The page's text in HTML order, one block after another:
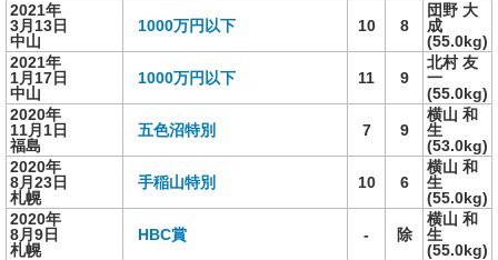
2021年
3月13日
中山
1000万円以下 10 8
団野 大
成
(55.0kg)
2021年
1月17日
中山
1000万円以下 11 9
北村 友
一
(55.0kg)
2020年
11月1日
福島
五色沼特別 7 9
横山 和
生
(53.0kg)
2020年
8月23日
札幌
手稲山特別 10 6
横山 和
生
(55.0kg)
2020年
8月9日
札幌
HBC賞 - 除
横山 和
生
(55.0kg)